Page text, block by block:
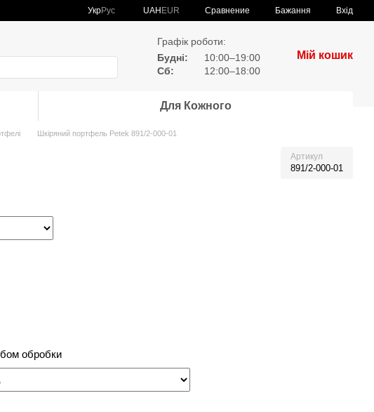
УкрРус UAH EUR Сравнение Бажання Вхід
Графік роботи:
Будні:
10:00–19:00
Сб:
12:00–18:00
Мій кошик
Для Кожного
Шкіряний портфель Petek 891/2-000-01
Артикул
891/2-000-01
обробки